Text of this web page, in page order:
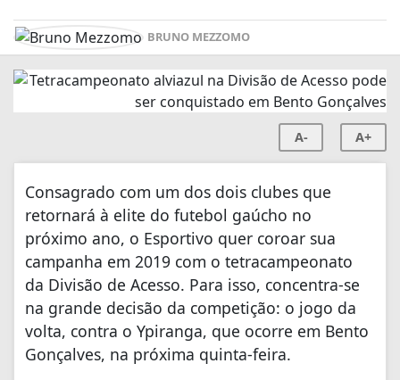
BRUNO MEZZOMO
A- A+
Consagrado com um dos dois clubes que
retornará à elite do futebol gaúcho no
próximo ano, o Esportivo quer coroar sua
campanha em 2019 com o tetracampeonato
da Divisão de Acesso. Para isso, concentra-se
na grande decisão da competição: o jogo da
volta, contra o Ypiranga, que ocorre em Bento
Gonçalves, na próxima quinta-feira.